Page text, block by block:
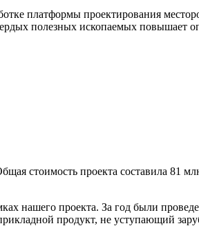
платформы проектирования
полезных ископаемых повышает
стоимость проекта составила 81
нашего проекта. За год были
продукт, не уступающий